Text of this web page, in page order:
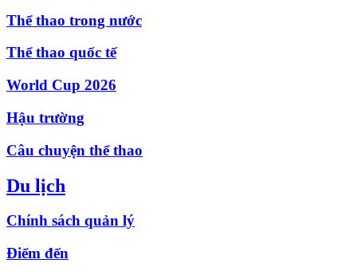
Thể thao trong nước
Thể thao quốc tế
World Cup 2026
Hậu trường
Câu chuyện thể thao
Du lịch
Chính sách quản lý
Điểm đến